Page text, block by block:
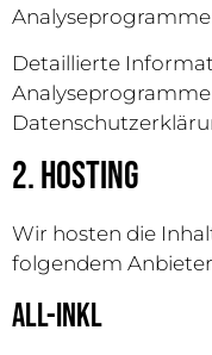
Detaillierte
2. Hosting
Wir hosten die
folgendem
All-Inkl